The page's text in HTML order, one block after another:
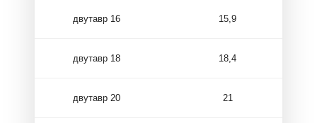
двутавр 16 15,9
двутавр 18 18,4
двутавр 20 21